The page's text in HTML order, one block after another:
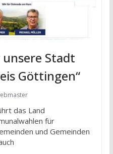
Stadt
Göttingen“
das Land
für
und Gemeinden